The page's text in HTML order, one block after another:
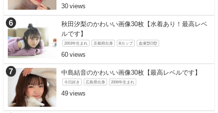
30
秋田汐梨のかわいい画像30枚【水着あり！最高レベ
ルです】
2003年生まれ 京都府出身 Bカップ 血液型O型
60
中島結音のかわいい画像30枚【最高レベルです】
今日好き 広島県出身 2006年生まれ
49